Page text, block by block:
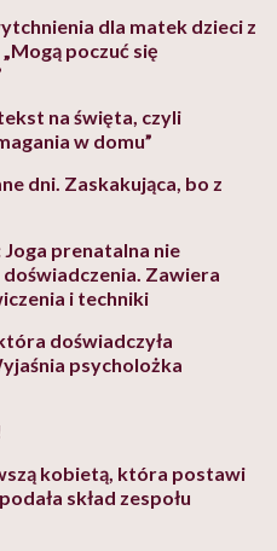
dla matek dzieci z
poczuć się
na święta, czyli
w domu”
dni. Zaskakująca, bo z
prenatalna nie
Zawiera
i techniki
doświadczyła
psycholożka
kobietą, która postawi
skład zespołu